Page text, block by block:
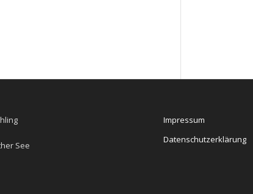
See
Impressum
Datenschutzerklärung